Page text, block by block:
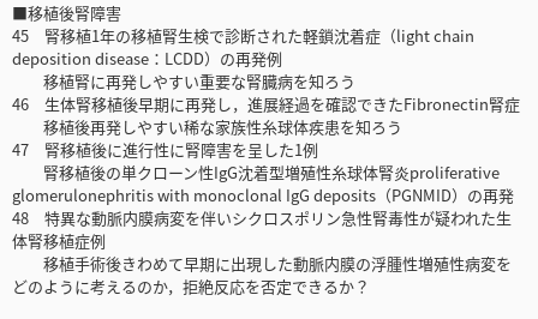
■移植後腎障害
45 腎移植1年の移植腎生検で診断された軽鎖沈着症（light chain
deposition disease：LCDD）の再発例
移植腎に再発しやすい重要な腎臓病を知ろう
46 生体腎移植後早期に再発し，進展経過を確認できたFibronectin腎症
移植後再発しやすい稀な家族性糸球体疾患を知ろう
47 腎移植後に進行性に腎障害を呈した1例
腎移植後の単クローン性IgG沈着型増殖性糸球体腎炎proliferative
glomerulonephritis with monoclonal IgG deposits（PGNMID）の再発
48 特異な動脈内膜病変を伴いシクロスポリン急性腎毒性が疑われた生
体腎移植症例
移植手術後きわめて早期に出現した動脈内膜の浮腫性増殖性病変を
どのように考えるのか，拒絶反応を否定できるか？